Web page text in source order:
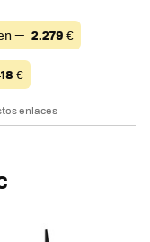
— 2.279 €
€
enlaces